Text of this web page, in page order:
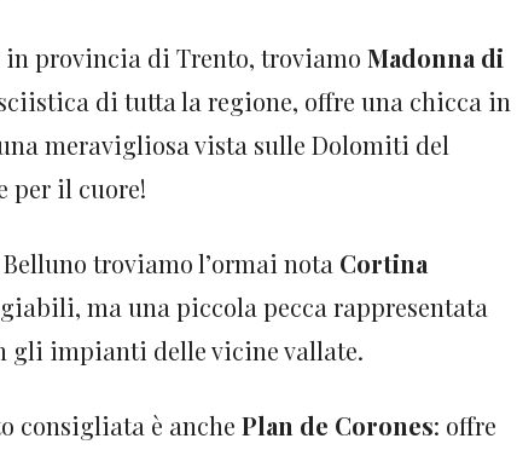
in provincia di Trento, troviamo Madonna di
di tutta la regione, offre una chicca in
meravigliosa vista sulle Dolomiti del
per il cuore!
troviamo l’ormai nota Cortina
ma una piccola pecca rappresentata
gli impianti delle vicine vallate.
consigliata è anche Plan de Corones: offre